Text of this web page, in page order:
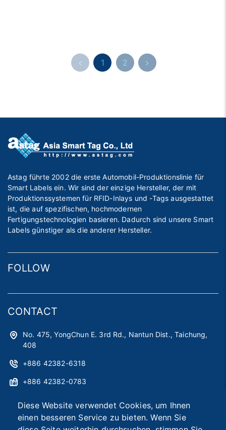
1 2
Diese Website verwendet Cookies, um Ihnen
einen besseren Service zu bieten. Wenn Sie
Astag führte 2002 die erste Automobil-Produktionslinie für
Smart Labels ein. Wir sind der einzige Hersteller, der mit
Produktionssystemen für RFID-Inlays und -Tags ausgestattet
ist, die auf spezifischen, hochmodernen
Fertigungstechnologien basieren. Dadurch sind unsere Smart
Labels günstiger als die anderer Hersteller.
FOLLOW
CONTACT
No. 475, YongChun E. 3rd Rd., Nantun Dist., Taichung,
408
+886 42382-6318
+886 42382-0783
roger@astag.com